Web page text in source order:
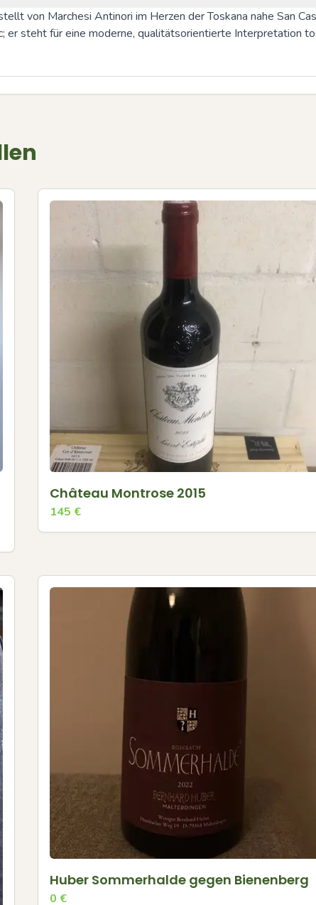
von Marchesi Antinori im Herzen der Toskana nahe San
er steht für eine moderne, qualitätsorientierte Interpretation
Château Montrose 2015
145 €
Huber Sommerhalde gegen Bienenberg
0 €